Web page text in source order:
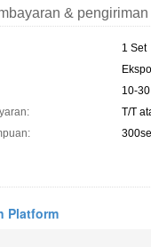
& pengiriman
1 Set
10-
T/T
Platform